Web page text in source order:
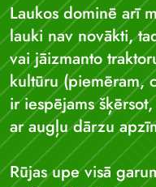
Laukos dominē arī
lauki nav novākti,
vai jāizmanto
kultūru (piemēram,
ir iespējams
ar augļu dārzu
Rūjas upe visā